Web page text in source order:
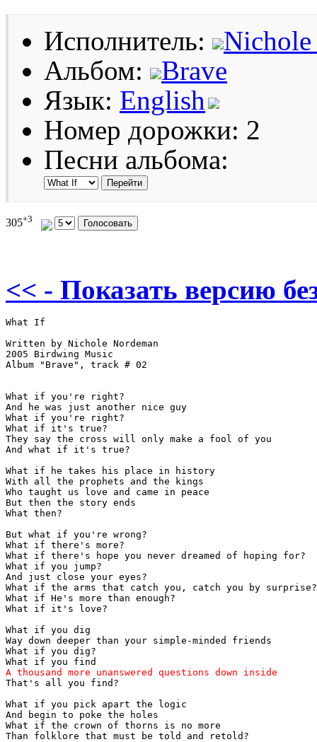
Исполнитель:
Nichole
Альбом:
Brave
Язык: English
Номер дорожки: 2
Песни альбома:
305+3
<< - Показать версию
What If
Written by Nichole Nordeman
2005 Birdwing Music
Album "Brave", track # 02
What if you're right?
And he was just another nice guy
What if you're right?
What if it's true?
They say the cross will only make a fool of you
And what if it's true?
What if he takes his place in history
With all the prophets and the kings
Who taught us love and came in peace
But then the story ends
What then?
But what if you're wrong?
What if there's more?
What if there's hope you never dreamed of hoping for?
What if you jump?
And just close your eyes?
What if the arms that catch you, catch you by surprise?
What if He's more than enough?
What if it's love?
What if you dig
Way down deeper than your simple-minded friends
What if you dig?
That's all you find?
What if you pick apart the logic
And begin to poke the holes
What if the crown of thorns is no more
Than folklore that must be told and retold?